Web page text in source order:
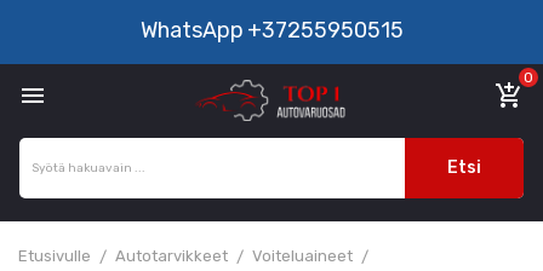
WhatsApp +37255950515
 add_shopping_cart
0
Etsi
Etusivulle Autotarvikkeet
Voiteluaineet